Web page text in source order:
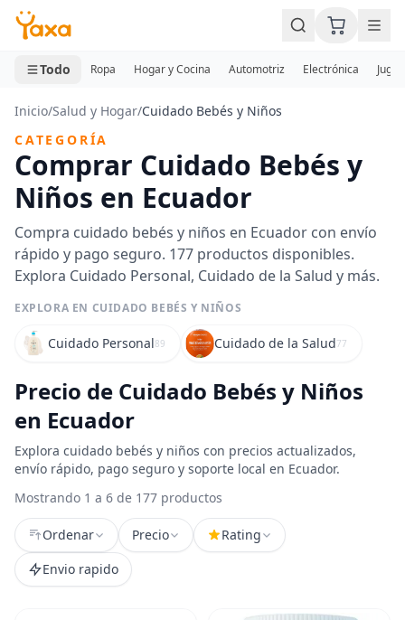
MINI CARRITO
0 productos
Todo Ropa Hogar y Cocina Automotriz Electrónica
Inicio/Salud y Hogar/Cuidado Bebés y Niños
CATEGORÍA
Comprar Cuidado Bebés y
Niños en Ecuador
Compra cuidado bebés y niños en Ecuador con envío
rápido y pago seguro. 177 productos disponibles.
Explora Cuidado Personal, Cuidado de la Salud y más.
EXPLORA EN CUIDADO BEBÉS Y NIÑOS
Cuidado Personal89 Cuidado de la Salud77
Precio de Cuidado Bebés y Niños
en Ecuador
Explora cuidado bebés y niños con precios actualizados,
envío rápido, pago seguro y soporte local en Ecuador.
Mostrando 1 a 6 de 177 productos
Ordenar Precio
Rating
Envio rapido